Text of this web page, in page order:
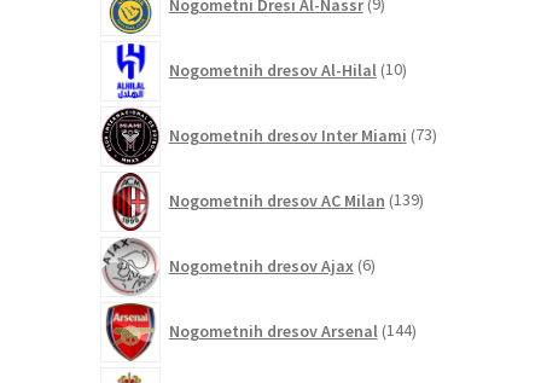
Nogometni Dresi Al-Nassr 9izdelkov
Nogometnih dresov Al-Hilal 10izdelkov
Nogometnih dresov Inter Miami 73izdelkov
Nogometnih dresov AC Milan 139izdelkov
Nogometnih dresov Ajax 6izdelkov
Nogometnih dresov Arsenal 144izdelkov